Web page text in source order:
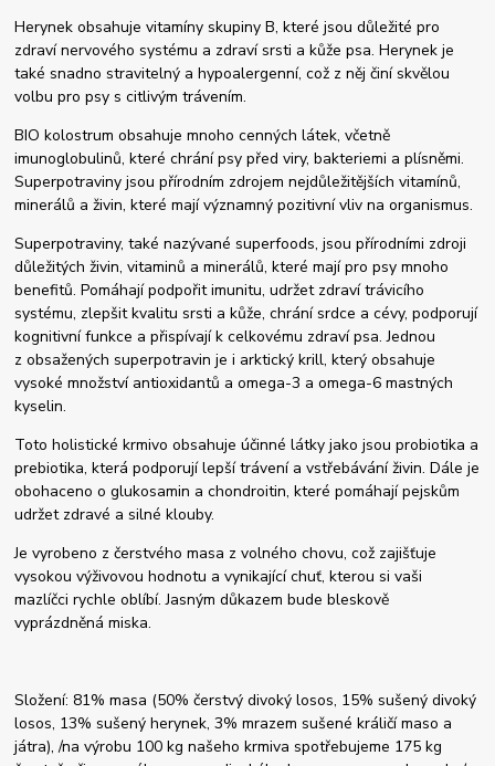
Herynek obsahuje vitamíny skupiny B, které jsou důležité pro
zdraví nervového systému a zdraví srsti a kůže psa. Herynek je
také snadno stravitelný a hypoalergenní, což z něj činí skvělou
volbu pro psy s citlivým trávením.
BIO kolostrum obsahuje mnoho cenných látek, včetně
imunoglobulinů, které chrání psy před viry, bakteriemi a plísněmi.
Superpotraviny jsou přírodním zdrojem nejdůležitějších vitamínů,
minerálů a živin, které mají významný pozitivní vliv na organismus.
Superpotraviny, také nazývané superfoods, jsou přírodními zdroji
důležitých živin, vitaminů a minerálů, které mají pro psy mnoho
benefitů. Pomáhají podpořit imunitu, udržet zdraví trávicího
systému, zlepšit kvalitu srsti a kůže, chrání srdce a cévy, podporují
kognitivní funkce a přispívají k celkovému zdraví psa. Jednou
z obsažených superpotravin je i arktický krill, který obsahuje
vysoké množství antioxidantů a omega-3 a omega-6 mastných
kyselin.
Toto holistické krmivo obsahuje účinné látky jako jsou probiotika a
prebiotika, která podporují lepší trávení a vstřebávání živin. Dále je
obohaceno o glukosamin a chondroitin, které pomáhají pejskům
udržet zdravé a silné klouby.
Je vyrobeno z čerstvého masa z volného chovu, což zajišťuje
vysokou výživovou hodnotu a vynikající chuť, kterou si vaši
mazlíčci rychle oblíbí. Jasným důkazem bude bleskově
vyprázdněná miska.
Složení: 81% masa (50% čerstvý divoký losos, 15% sušený divoký
losos, 13% sušený herynek, 3% mrazem sušené králičí maso a
játra), /na výrobu 100 kg našeho krmiva spotřebujeme 175 kg